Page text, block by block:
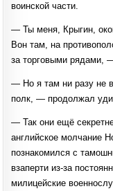
воинской части.
— Ты меня, Крыгин,
Вон там, на
за торговыми рядами,
— Но я там ни разу не
полк, — продолжал
— Так они ещё
английское молчание
познакомился с
взаперти из-за
милицейские